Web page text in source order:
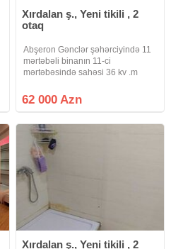
Xırdalan ş., Yeni tikili , 2
otaq
Abşeron Gənclər şəhərciyində 11
mərtəbəli binanın 11-ci
mərtəbəsində sahəsi 36 kv .m
kupçalı, əşyalı bina evi təcili
satılır.Qaz, su, işıq, lifti
62 000 Azn
Xırdalan ş., Yeni tikili , 2